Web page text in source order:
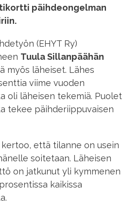
päihdeongelman
(EHYT Ry)
Tuula Sillanpäähän
myös läheiset. Lähes
viime vuoden
oli läheisen tekemiä. Puolet
tekee päihderiippuvaisen
kertoo, että tilanne on usein
soitetaan. Läheisen
on jatkunut yli kymmenen
kaikissa